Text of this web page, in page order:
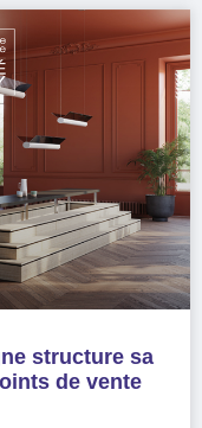
structure sa
de vente